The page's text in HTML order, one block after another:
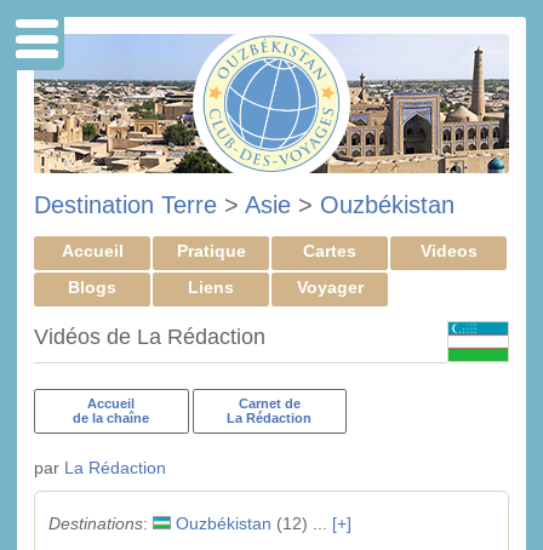
Destination Terre > Asie > Ouzbékistan
Accueil Pratique Cartes
Videos
Blogs
Liens Voyager
Vidéos de La Rédaction
Accueil
de la chaîne
Carnet de
La Rédaction
par La Rédaction
Destinations: Ouzbékistan (12) ... [+]